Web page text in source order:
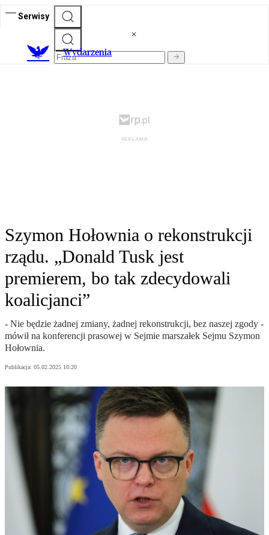
Serwisy
Wydarzenia
Szymon Hołownia o rekonstrukcji
rządu. „Donald Tusk jest
premierem, bo tak zdecydowali
koalicjanci”
- Nie będzie żadnej zmiany, żadnej rekonstrukcji, bez naszej zgody -
mówił na konferencji prasowej w Sejmie marszałek Sejmu Szymon
Hołownia.
Publikacja: 05.02.2025 10:20